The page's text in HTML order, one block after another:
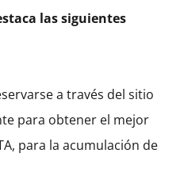
las siguientes
a través del sitio
para obtener el mejor
para la acumulación de